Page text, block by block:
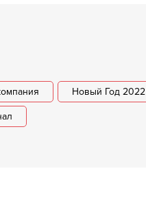
Новый Год 2022